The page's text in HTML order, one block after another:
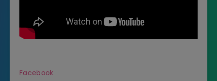
Facebook